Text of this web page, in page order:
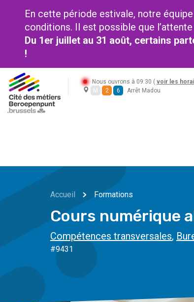
En cette période estivale, notre
conditions. Il est possible que
Du 1er juillet au 31 août, certains
!
Nous ouvrons à 09:30 ( voir les
M
2 6 Arrêt Madou
Accueil Formations
Cours numérique
Compétences transversales,
#9431